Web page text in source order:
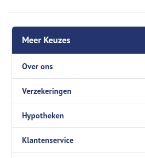
Meer Keuzes
Over ons
Verzekeringen
Hypotheken
Klantenservice